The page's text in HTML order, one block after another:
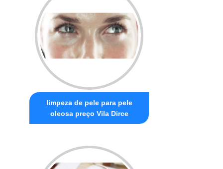
limpeza de pele para pele
oleosa preço Vila Dirce